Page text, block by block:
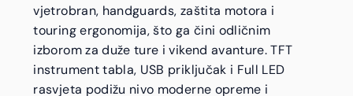
vjetrobran, handguards, zaštita motora i
touring ergonomija, što ga čini odličnim
izborom za duže ture i vikend avanture. TFT
instrument tabla, USB priključak i Full LED
rasvjeta podižu nivo moderne opreme i